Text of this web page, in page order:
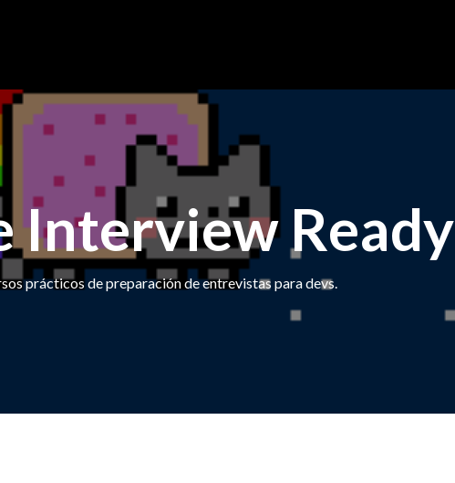
Interview Ready
prácticos de preparación de entrevistas para devs.